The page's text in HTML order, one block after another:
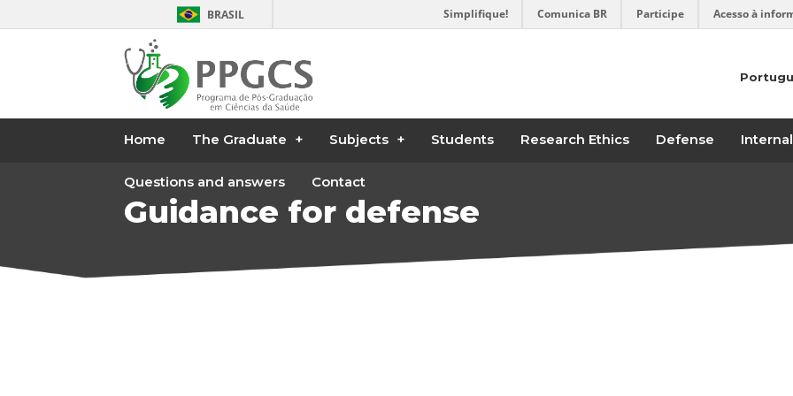
BRASIL Simplifique! Comunica BR Participe Acesso à
Home The Graduate Subjects Students Research Ethics Defense
Questions and answers Contact
Guidance for defense